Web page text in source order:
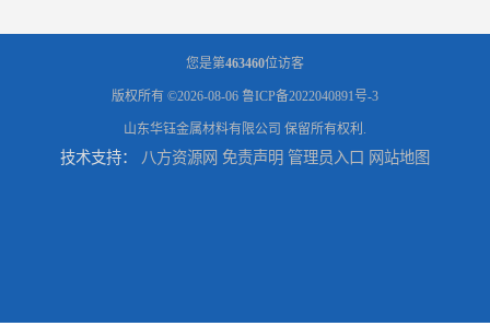
您是第463460位访客
版权所有 ©2026-08-06 鲁ICP备2022040891号-3
山东华钰金属材料有限公司 保留所有权利.
技术支持： 八方资源网 免责声明 管理员入口 网站地图